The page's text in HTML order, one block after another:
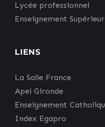
Lycée professionnel
Enseignement
LIENS
La Salle France
Apel Gironde
Enseignement
Index Egapro